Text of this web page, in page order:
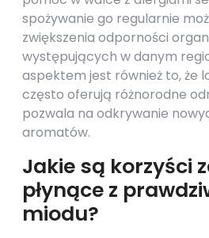
spożywanie go regularnie
zwiększenia odporności
występujących w danym
aspektem jest również to, że
często oferują różnorodne
pozwala na odkrywanie
aromatów.
Jakie są korzyści
płynące z
miodu?